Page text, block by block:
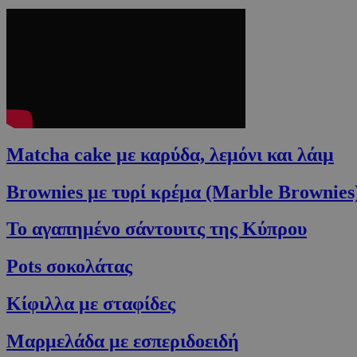
Matcha cake με καρύδα, λεμόνι και λάιμ
Brownies με τυρί κρέμα (Marble
Το αγαπημένο σάντουιτς της Κύπρου
Pots σοκολάτας
Κίφιλλα με σταφίδες
Μαρμελάδα με εσπεριδοειδή